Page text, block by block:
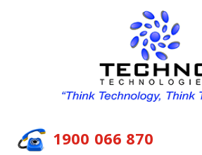
1900 066 870